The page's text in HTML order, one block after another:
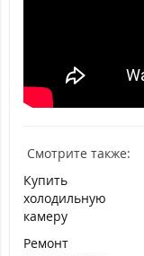
Смотрите также:
Купить
холодильную
камеру
Ремонт